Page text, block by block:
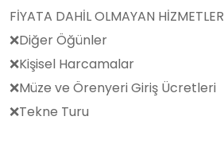
FİYATA DAHİL OLMAYAN HİZMETLER
❌Diğer Öğünler
❌Kişisel Harcamalar
❌Müze ve Örenyeri Giriş Ücretleri
❌Tekne Turu